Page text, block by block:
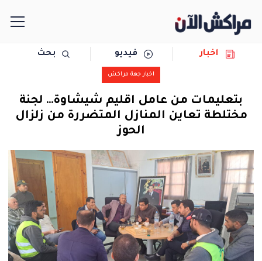
مجتمع
سياسة
رياضة
حوادث
دولية
المرأة
اخبار فيديو بحث
اخبار جهة مراكش
بتعليمات من عامل اقليم شيشاوة… لجنة
مختلطة تعاين المنازل المتضررة من زلزال
الحوز